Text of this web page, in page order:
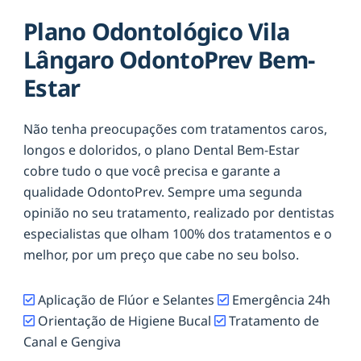
Plano Odontológico Vila
Lângaro OdontoPrev Bem-
Estar
Não tenha preocupações com tratamentos caros,
longos e doloridos, o plano Dental Bem-Estar
cobre tudo o que você precisa e garante a
qualidade OdontoPrev. Sempre uma segunda
opinião no seu tratamento, realizado por dentistas
especialistas que olham 100% dos tratamentos e o
melhor, por um preço que cabe no seu bolso.
Aplicação de Flúor e Selantes
Emergência 24h
Orientação de Higiene Bucal
Tratamento de
Canal e Gengiva